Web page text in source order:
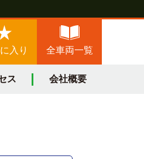
入り 全車両一覧
ス 会社概要